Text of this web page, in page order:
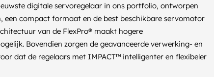
digitale servoregelaar in ons portfolio, ontworpen
een compact formaat en de best beschikbare servomotor
van de FlexPro® maakt hogere
Bovendien zorgen de geavanceerde verwerking- en
dat de regelaars met IMPACT™ intelligenter en flexibeler